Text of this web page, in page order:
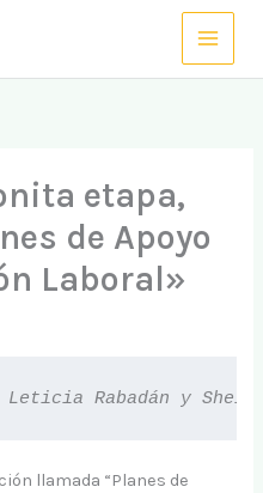
etapa,
de Apoyo
Laboral»
Rabadán y
llamada “Planes de